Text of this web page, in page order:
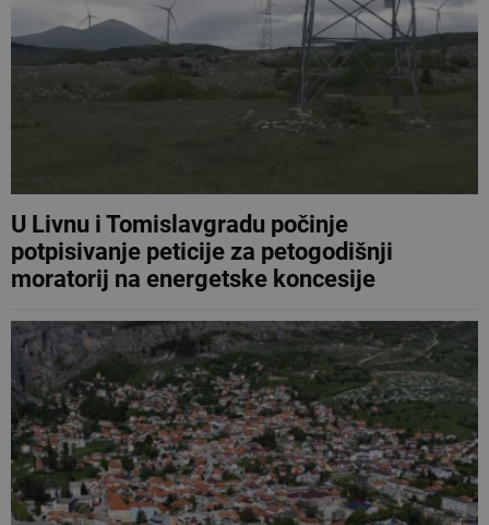
U Livnu i Tomislavgradu počinje
potpisivanje peticije za petogodišnji
moratorij na energetske koncesije